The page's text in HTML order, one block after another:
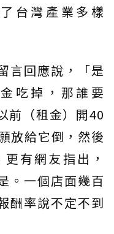
台灣產業多樣
言回應說，「是
吃掉，那誰要
前（租金）開40
放給它倒，然後
有網友指出，
。一個店面幾百
酬率說不定不到